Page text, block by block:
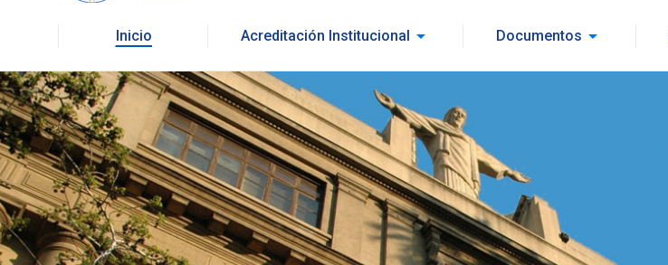
Inicio Acreditación Institucional arrow_drop_down Documentos arrow_drop_down